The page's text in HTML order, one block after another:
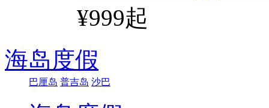
¥999起
海岛度假
巴厘岛 普吉岛 沙巴